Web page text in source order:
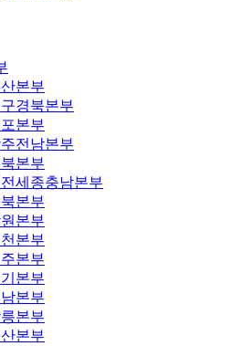
본부
경북본부
본부
전남본부
본부
세종충남본부
본부
본부
본부
본부
본부
본부
본부
본부